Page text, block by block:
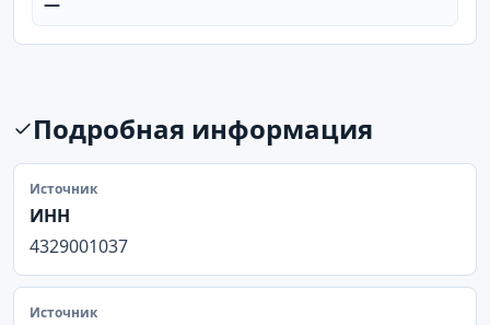
Подробная информация
Источник
ИНН
4329001037
Источник